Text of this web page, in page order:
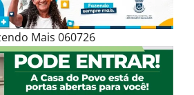
Mais 060726